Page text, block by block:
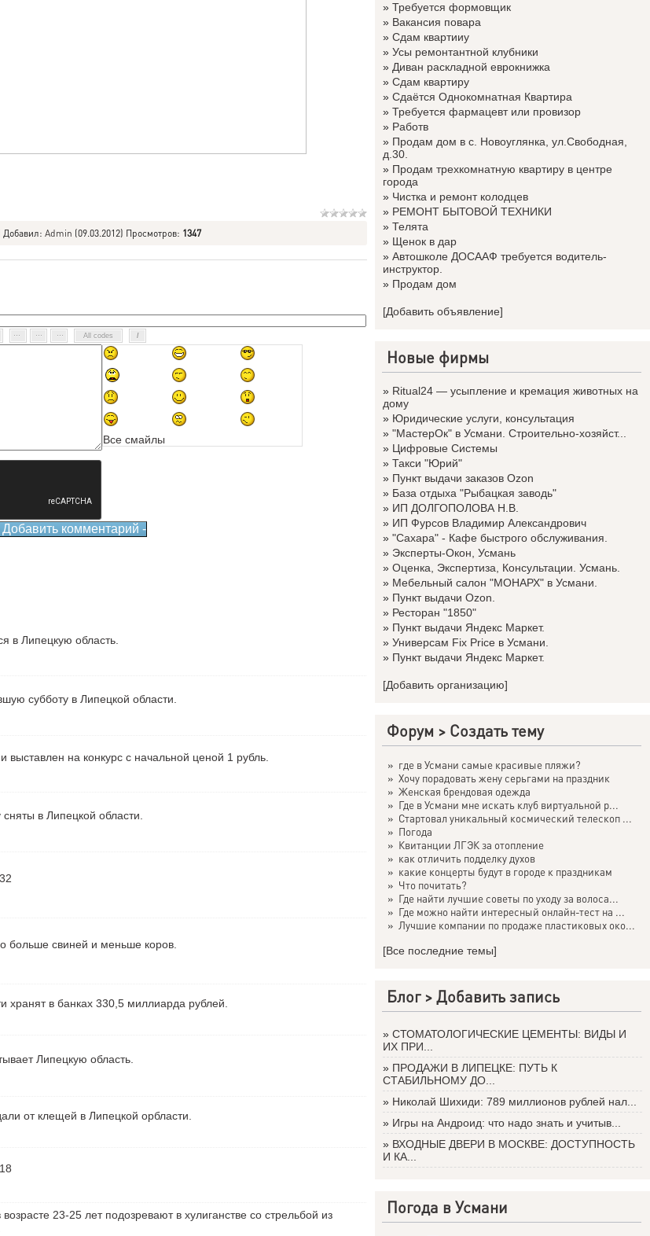
Добавил: Admin (09.03.2012) Просмотров: 1347
Все смайлы
в Липецкую область.
субботу в Липецкой области.
на конкурс с начальной ценой 1 рубль.
в Липецкой области.
больше свиней и меньше коров.
хранят в банках 330,5 миллиарда рублей.
Липецкую область.
от клещей в Липецкой орбласти.
23-25 лет подозревают в хулиганстве со стрельбой из
» Требуется формовщик
» Вакансия повара
» Сдам квартииу
» Усы ремонтантной клубники
» Диван раскладной еврокнижка
» Сдам квартиру
» Сдаётся Однокомнатная Квартира
» Требуется фармацевт или провизор
» Работв
» Продам дом в с. Новоуглянка, ул.Свободная,
д.30.
» Продам трехкомнатную квартиру в центре
города
» Чистка и ремонт колодцев
» РЕМОНТ БЫТОВОЙ ТЕХНИКИ
» Телята
» Щенок в дар
» Автошколе ДОСААФ требуется водитель-
инструктор.
» Продам дом
[Добавить объявление]
Новые фирмы
» Ritual24 — усыпление и кремация животных на
дому
» Юридические услуги, консультация
» "МастерОк" в Усмани. Строительно-хозяйст...
» Цифровые Системы
» Такси "Юрий"
» Пункт выдачи заказов Ozon
» База отдыха "Рыбацкая заводь"
» ИП ДОЛГОПОЛОВА Н.В.
» ИП Фурсов Владимир Александрович
» "Сахара" - Кафе быстрого обслуживания.
» Эксперты-Окон, Усмань
» Оценка, Экспертиза, Консультации. Усмань.
» Мебельный салон "МОНАРХ" в Усмани.
» Пункт выдачи Ozon.
» Ресторан "1850"
» Пункт выдачи Яндекс Маркет.
» Универсам Fix Price в Усмани.
» Пункт выдачи Яндекс Маркет.
[Добавить организацию]
Форум > Создать тему
» где в Усмани самые красивые пляжи?
» Хочу порадовать жену серьгами на праздник
» Женская брендовая одежда
» Где в Усмани мне искать клуб виртуальной р...
» Стартовал уникальный космический телескоп ...
» Погода
» Квитанции ЛГЭК за отопление
» как отличить подделку духов
» какие концерты будут в городе к праздникам
» Что почитать?
» Где найти лучшие советы по уходу за волоса...
» Где можно найти интересный онлайн-тест на ...
» Лучшие компании по продаже пластиковых око...
[Все последние темы]
Блог >Добавить запись
» СТОМАТОЛОГИЧЕСКИЕ ЦЕМЕНТЫ: ВИДЫ И
ИХ ПРИ...
» ПРОДАЖИ В ЛИПЕЦКЕ: ПУТЬ К
СТАБИЛЬНОМУ ДО...
» Николай Шихиди: 789 миллионов рублей нал...
» Игры на Андроид: что надо знать и учитыв...
» ВХОДНЫЕ ДВЕРИ В МОСКВЕ: ДОСТУПНОСТЬ
И КА...
Погода в Усмани